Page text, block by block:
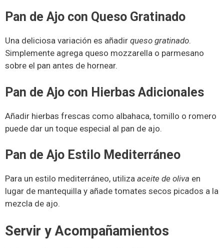
Pan de Ajo con Queso Gratinado
Una deliciosa variación es añadir queso gratinado.
Simplemente agrega queso mozzarella o parmesano
sobre el pan antes de hornear.
Pan de Ajo con Hierbas Adicionales
Añadir hierbas frescas como albahaca, tomillo o romero
puede dar un toque especial al pan de ajo.
Pan de Ajo Estilo Mediterráneo
Para un estilo mediterráneo, utiliza aceite de oliva en
lugar de mantequilla y añade tomates secos picados a la
mezcla de ajo.
Servir y Acompañamientos